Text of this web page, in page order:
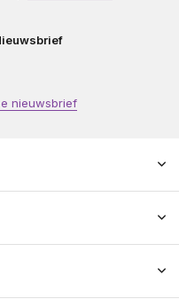
nieuwsbrief